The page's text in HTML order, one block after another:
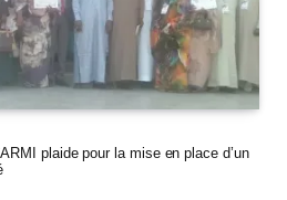
plaide pour la mise en place d’un